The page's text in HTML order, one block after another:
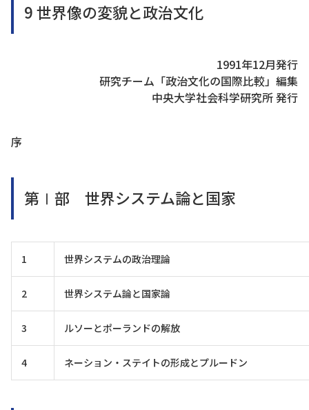
9 世界像の変貌と政治文化
1991年12月発行
研究チーム「政治文化の国際比較」編集
中央大学社会科学研究所 発行
序
第Ⅰ部 世界システム論と国家
1 世界システムの政治理論
2 世界システム論と国家論
3 ルソーとポーランドの解放
4 ネーション・ステイトの形成とプルードン